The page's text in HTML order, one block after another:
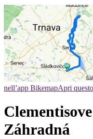
nell’app BikemapApri
Záhradná